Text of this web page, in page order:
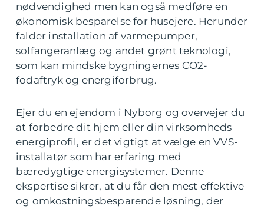
nødvendighed men kan også medføre en
økonomisk besparelse for husejere. Herunder
falder installation af varmepumper,
solfangeranlæg og andet grønt teknologi,
som kan mindske bygningernes CO2-
fodaftryk og energiforbrug.
Ejer du en ejendom i Nyborg og overvejer du
at forbedre dit hjem eller din virksomheds
energiprofil, er det vigtigt at vælge en VVS-
installatør som har erfaring med
bæredygtige energisystemer. Denne
ekspertise sikrer, at du får den mest effektive
og omkostningsbesparende løsning, der